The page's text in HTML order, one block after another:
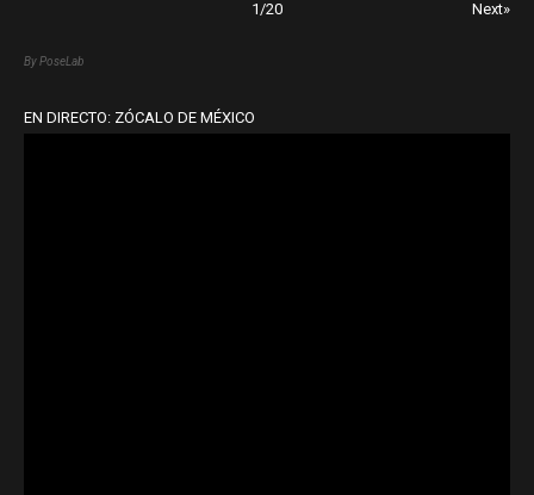
1/20 Next»
By PoseLab
EN DIRECTO: ZÓCALO DE MÉXICO